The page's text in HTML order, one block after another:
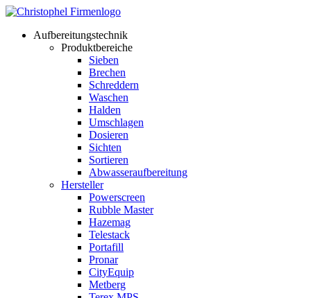
Aufbereitungstechnik
Produktbereiche
Sieben
Brechen
Schreddern
Waschen
Halden
Umschlagen
Dosieren
Sichten
Sortieren
Abwasseraufbereitung
Hersteller
Powerscreen
Rubble Master
Hazemag
Telestack
Portafill
Pronar
CityEquip
Metberg